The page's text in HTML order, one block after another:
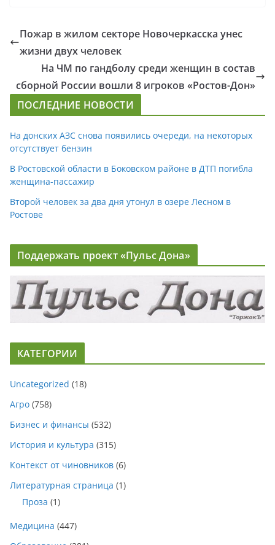
Пожар в жилом секторе Новочеркасска унес
жизни двух человек
На ЧМ по гандболу среди женщин в состав
сборной России вошли 8 игроков «Ростов-Дон»
ПОСЛЕДНИЕ НОВОСТИ
На донских АЗС снова появились очереди, на некоторых
отсутствует бензин
В Ростовской области в Боковском районе в ДТП погибла
женщина-пассажир
Второй человек за два дня утонул в озере Лесном в
Ростове
Поддержать проект «Пульс Дона»
КАТЕГОРИИ
Uncategorized (18)
Агро (758)
Бизнес и финансы (532)
История и культура (315)
Контекст от чиновников (6)
Литературная страница (1)
Проза (1)
Медицина (447)